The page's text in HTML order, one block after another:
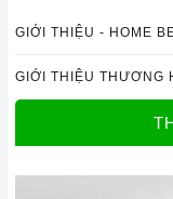
Máy phù hợp với
sang trọng cho gian
Công nghệ hiện đại
Động cơ, công suất
GIỚI THIỆU - HOME
GIỚI THIỆU THƯƠNG